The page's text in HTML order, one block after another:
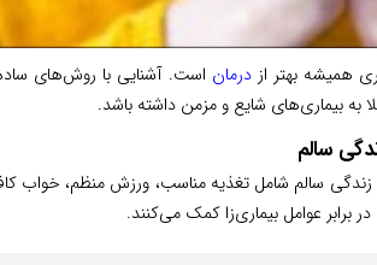
همیشه بهتر از درمان است. آشنایی با روش‌های
به بیماری‌های شایع و مزمن داشته باشد.
سالم
زندگی سالم شامل تغذیه مناسب، ورزش منظم،
برابر عوامل بیماری‌زا کمک می‌کنند.